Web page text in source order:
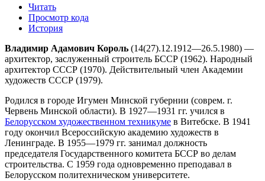
Читать
Просмотр кода
История
Владимир Адамович Король (14(27).12.1912—26.5.1980) —
архитектор, заслуженный строитель БССР (1962). Народный
архитектор СССР (1970). Действительный член Академии
художеств СССР (1979).
Родился в городе Игумен Минской губернии (соврем. г.
Червень Минской области). В 1927—1931 гг. учился в
Белорусском художественном техникуме в Витебске. В 1941
году окончил Всероссийскую академию художеств в
Ленинграде. В 1955—1979 гг. занимал должность
председателя Государственного комитета БССР во делам
строительства. С 1959 года одновременно преподавал в
Белорусском политехническом университете.